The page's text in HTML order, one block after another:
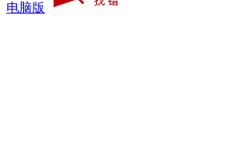
电脑版